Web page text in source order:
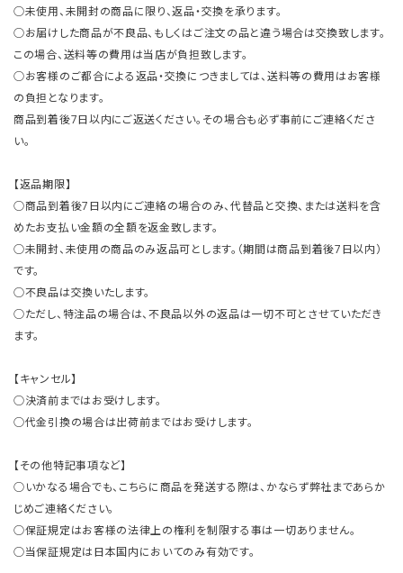
○未使用、未開封の商品に限り、返品・交換を承ります。
○お届けした商品が不良品、もしくはご注文の品と違う場合は交換致します。
この場合、送料等の費用は当店が負担致します。
○お客様のご都合による返品・交換につきましては、送料等の費用はお客様
の負担となります。
商品到着後7日以内にご返送ください。その場合も必ず事前にご連絡くださ
い。
【返品期限】
○商品到着後7日以内にご連絡の場合のみ、代替品と交換、または送料を含
めたお支払い金額の全額を返金致します。
○未開封、未使用の商品のみ返品可とします。（期間は商品到着後7日以内）
です。
○不良品は交換いたします。
○ただし、特注品の場合は、不良品以外の返品は一切不可とさせていただき
ます。
【キャンセル】
○決済前まではお受けします。
○代金引換の場合は出荷前まではお受けします。
【その他特記事項など】
○いかなる場合でも、こちらに商品を発送する際は、かならず弊社まであらか
じめご連絡ください。
○保証規定はお客様の法律上の権利を制限する事は一切ありません。
○当保証規定は日本国内においてのみ有効です。